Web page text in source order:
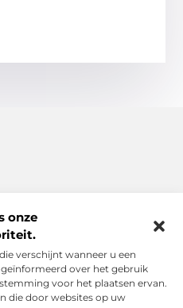
onze
verschijnt wanneer u een
over het gebruik
voor het plaatsen ervan.
die door websites op uw
leven verrijken.
en artikelen die je inspireren,
elke dag, voor iedereen.